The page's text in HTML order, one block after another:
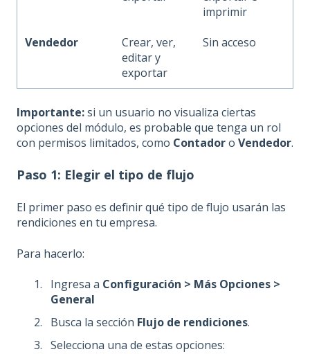
imprimir
Vendedor
Crear, ver,
editar y
exportar
Sin acceso
Importante:si un usuario no visualiza ciertas
opciones del módulo, es probable que tenga un rol
con permisos limitados, como Contadoro Vendedor.
Paso 1: Elegir el tipo de flujo
El primer paso es definir qué tipo de flujo usarán las
rendiciones en tu empresa.
Para hacerlo:
Ingresa a Configuración > Más Opciones >
General
Busca la sección Flujo de rendiciones.
Selecciona una de estas opciones: